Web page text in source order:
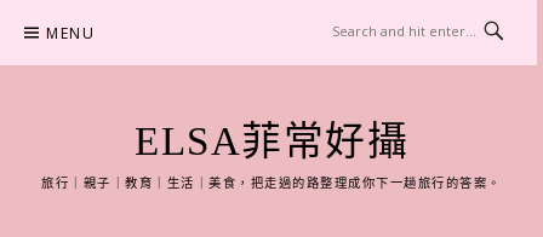
content
MENU
ELSA菲常好攝
旅行｜親子｜教育｜生活｜美食，把走過的路整理成你下一趟旅行的答案。